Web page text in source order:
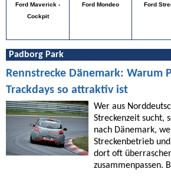
Ford Maverick -
Cockpit
Ford Mondeo Ford
Padborg Park
Rennstrecke Dänemark: Warum
Trackdays so attraktiv ist
Wer aus
Streckenzeit sucht,
nach Dänemark,
Streckenbetrieb
dort oft
zusammenpassen.